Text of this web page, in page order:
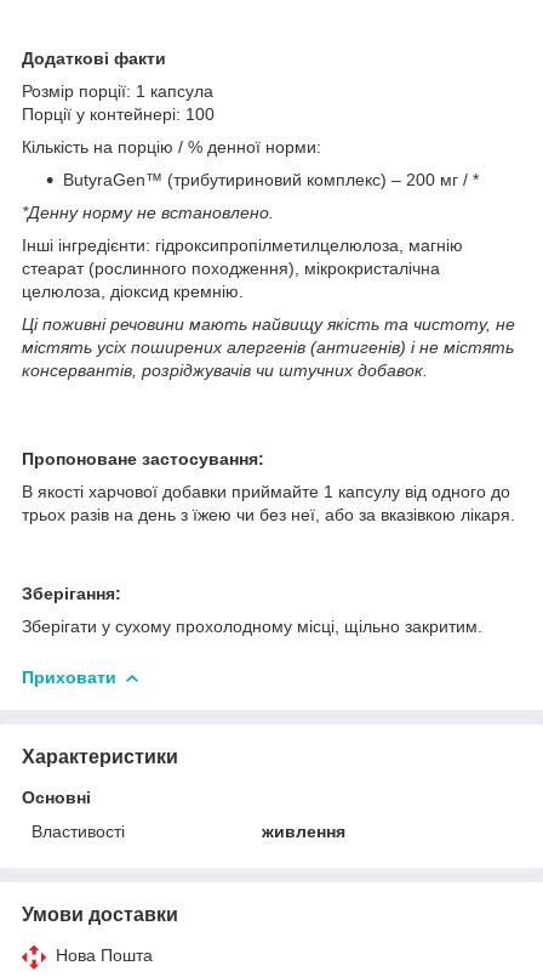
Додаткові факти
Розмір порції: 1 капсула
Порції у контейнері: 100
Кількість на порцію / % денної норми:
ButyraGen™ (трибутириновий комплекс) – 200 мг / *
*Денну норму не встановлено.
Інші інгредієнти: гідроксипропілметилцелюлоза, магнію
стеарат (рослинного походження), мікрокристалічна
целюлоза, діоксид кремнію.
Ці поживні речовини мають найвищу якість та чистоту, не
містять усіх поширених алергенів (антигенів) і не містять
консервантів, розріджувачів чи штучних добавок.
Пропоноване застосування:
В якості харчової добавки приймайте 1 капсулу від одного до
трьох разів на день з їжею чи без неї, або за вказівкою лікаря.
Зберігання:
Зберігати у сухому прохолодному місці, щільно закритим.
Приховати
Характеристики
Основні
Властивості
живлення
Умови доставки
Нова Пошта